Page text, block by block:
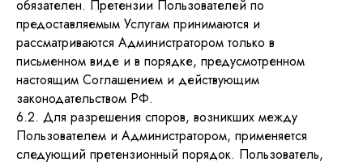
обязателен. Претензии Пользователей по
предоставляемым Услугам принимаются и
рассматриваются Администратором только в
письменном виде и в порядке, предусмотренном
настоящим Соглашением и действующим
законодательством РФ.
6.2. Для разрешения споров, возникших между
Пользователем и Администратором, применяется
следующий претензионный порядок. Пользователь,